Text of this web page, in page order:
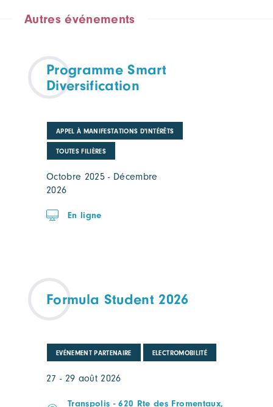
Autres événements
Programme Smart
Diversification
APPEL À MANIFESTATIONS D'INTÉRÊTS
TOUTES FILIÈRES
Octobre 2025 - Décembre
2026
En ligne
Formula Student 2026
EVÉNEMENT PARTENAIRE ELECTROMOBILITÉ
27 - 29 août 2026
Transpolis - 620 Rte des Fromentaux,